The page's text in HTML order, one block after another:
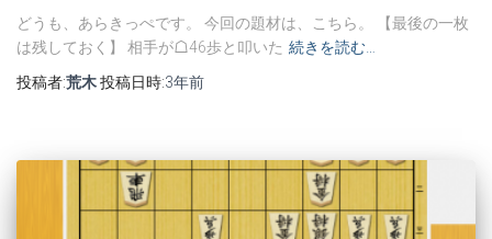
どうも、あらきっぺです。 今回の題材は、こちら。 【最後の一枚
は残しておく】 相手が☖46歩と叩いた 続きを読む…
投稿者:荒木投稿日時:3年前